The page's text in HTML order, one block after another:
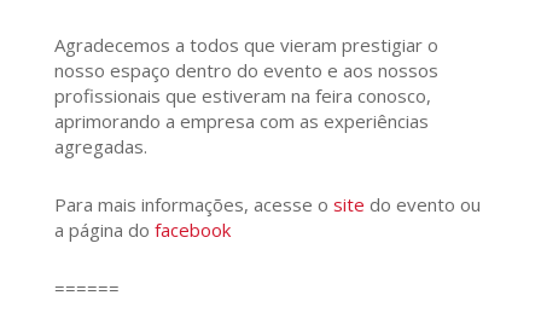
Agradecemos a todos que vieram prestigiar o
nosso espaço dentro do evento e aos nossos
profissionais que estiveram na feira conosco,
aprimorando a empresa com as experiências
agregadas.
Para mais informações, acesse o site do evento ou
a página do facebook
======